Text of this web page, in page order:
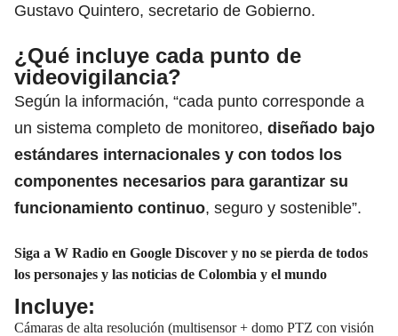
Gustavo Quintero, secretario de Gobierno.
¿Qué incluye cada punto de
videovigilancia?
Según la información, “cada punto corresponde a
un sistema completo de monitoreo, diseñado bajo
estándares internacionales y con todos los
componentes necesarios para garantizar su
funcionamiento continuo, seguro y sostenible”.
Siga a W Radio en Google Discover y no se pierda de todos
los personajes y las noticias de Colombia y el mundo
Incluye:
Cámaras de alta resolución (multisensor + domo PTZ con visión